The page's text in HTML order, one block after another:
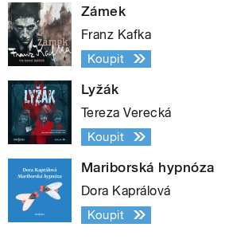
Zámek
Franz Kafka
Koupit
Lyžák
Tereza Verecká
Koupit
Mariborská hypnóza
Dora Kaprálová
Koupit